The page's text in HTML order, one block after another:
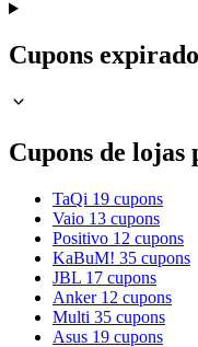
Cupons
Cupons de lojas
TaQi 19 cupons
Vaio 13 cupons
Positivo 12 cupons
KaBuM! 35 cupons
JBL 17 cupons
Anker 12 cupons
Multi 35 cupons
Asus 19 cupons